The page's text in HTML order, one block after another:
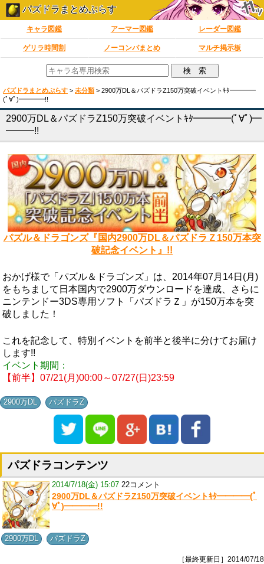
パズドラまとめぷらす
キャラ図鑑 アーマー図鑑 レーダー図鑑
ゲリラ時間割 ノーコンパまとめ マルチ掲示板
パズドラまとめぷらす > 未分類 > 2900万DL＆パズドラZ150万突破イベントｷﾀ━━━━
(ﾟ∀ﾟ)━━━━!!
2900万DL＆パズドラZ150万突破イベントｷﾀ━━━━(ﾟ∀ﾟ)━
━━━!!
パズル＆ドラゴンズ『国内2900万DL＆パズドラＺ150万本突
破記念イベント』!!
おかげ様で「パズル＆ドラゴンズ」は、2014年07月14日(月)
をもちまして日本国内で2900万ダウンロードを達成、さらに
ニンテンドー3DS専用ソフト「パズドラＺ」が150万本を突
破しました！
これを記念して、特別イベントを前半と後半に分けてお届け
します!!
イベント期間：
【前半】07/21(月)00:00～07/27(日)23:59
2900万DL パズドラZ
パズドラコンテンツ
2014/7/18(金) 15:07 22コメント
2900万DL＆パズドラZ150万突破イベントｷﾀ━━━━(ﾟ
∀ﾟ)━━━━!!
2900万DL パズドラZ
［最終更新日］2014/07/18